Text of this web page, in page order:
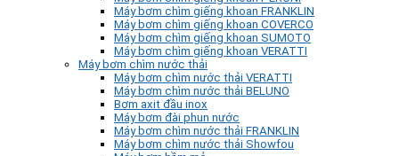
Máy bơm chìm giếng khoan FRANKLIN
Máy bơm chìm giếng khoan COVERCO
Máy bơm chìm giếng khoan SUMOTO
Máy bơm chìm giếng khoan VERATTI
Máy bơm chìm nước thải
Máy bơm chìm nước thải VERATTI
Máy bơm chìm nước thải BELUNO
Bơm axit đầu inox
Máy bơm đài phun nước
Máy bơm chìm nước thải FRANKLIN
Máy bơm chìm nước thải Showfou